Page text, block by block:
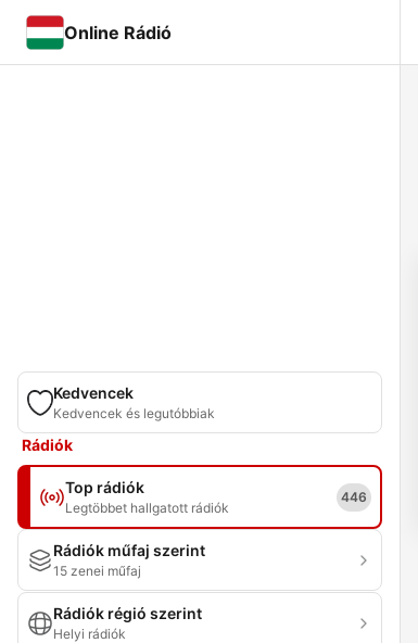
Online Rádió
Kedvencek
Kedvencek és legutóbbiak
Rádiók
Top rádiók
Legtöbbet hallgatott rádiók
446
Rádiók műfaj szerint
15 zenei műfaj
Rádiók régió szerint
Helyi rádiók